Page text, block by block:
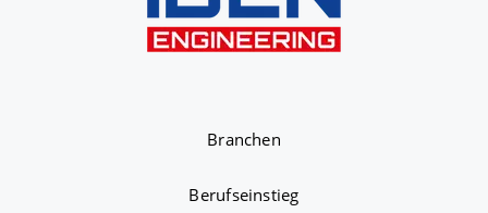
Branchen
Berufseinstieg